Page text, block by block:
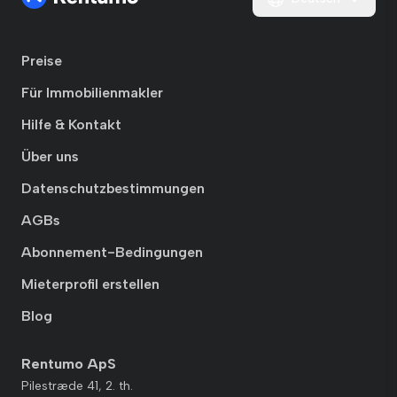
Preise
Für Immobilienmakler
Hilfe & Kontakt
Über uns
Datenschutzbestimmungen
AGBs
Abonnement-Bedingungen
Mieterprofil erstellen
Blog
Rentumo ApS
Pilestræde 41, 2. th.